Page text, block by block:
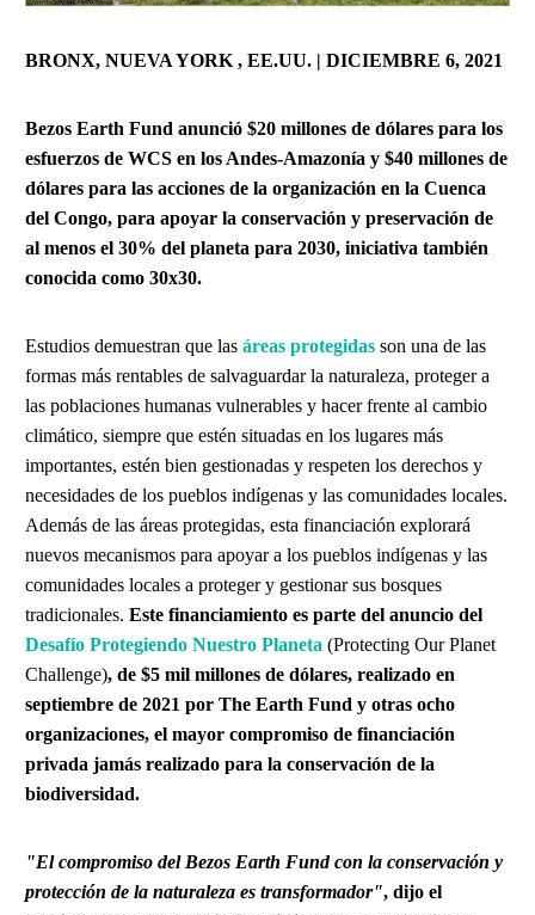
BRONX, NUEVA YORK , EE.UU. | DICIEMBRE 6, 2021
Bezos Earth Fund anunció $20 millones de dólares para los
esfuerzos de WCS en los Andes-Amazonía y $40 millones de
dólares para las acciones de la organización en la Cuenca
del Congo, para apoyar la conservación y preservación de
al menos el 30% del planeta para 2030, iniciativa también
conocida como 30x30.
Estudios demuestran que las áreas protegidas son una de las
formas más rentables de salvaguardar la naturaleza, proteger a
las poblaciones humanas vulnerables y hacer frente al cambio
climático, siempre que estén situadas en los lugares más
importantes, estén bien gestionadas y respeten los derechos y
necesidades de los pueblos indígenas y las comunidades locales.
Además de las áreas protegidas, esta financiación explorará
nuevos mecanismos para apoyar a los pueblos indígenas y las
comunidades locales a proteger y gestionar sus bosques
tradicionales. Este financiamiento es parte del anuncio del
Desafío Protegiendo Nuestro Planeta (Protecting Our Planet
Challenge), de $5 mil millones de dólares, realizado en
septiembre de 2021 por The Earth Fund y otras ocho
organizaciones, el mayor compromiso de financiación
privada jamás realizado para la conservación de la
biodiversidad.
"El compromiso del Bezos Earth Fund con la conservación y
protección de la naturaleza es transformador", dijo el